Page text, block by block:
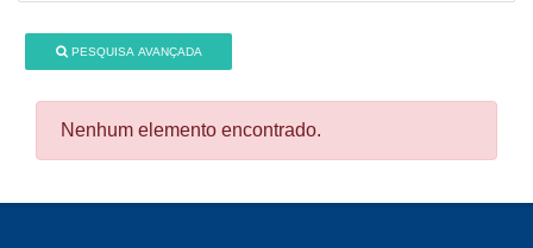
PESQUISA AVANÇADA
Nenhum elemento encontrado.